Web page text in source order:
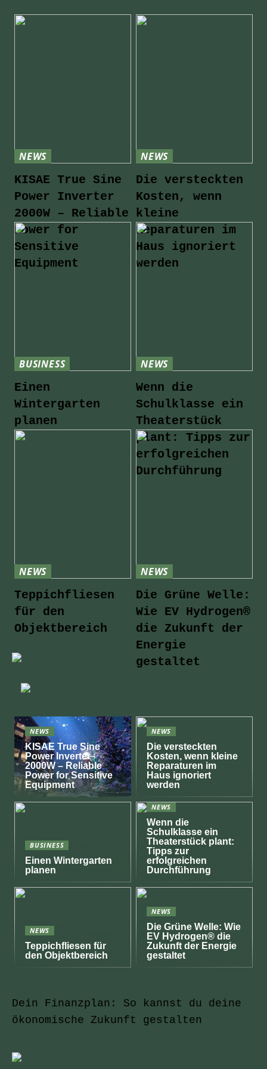
NEWS
KISAE True Sine
Power Inverter
2000W – Reliable
Power for
Sensitive
Equipment
NEWS
Die versteckten
Kosten, wenn
kleine
Reparaturen im
Haus ignoriert
werden
BUSINESS
Einen
Wintergarten
planen
NEWS
Wenn die
Schulklasse ein
Theaterstück
plant: Tipps zur
erfolgreichen
Durchführung
NEWS
Teppichfliesen
für den
Objektbereich
NEWS
Die Grüne Welle:
Wie EV Hydrogen®
die Zukunft der
Energie
gestaltet
NEWS
KISAE True Sine
Power Inverter
2000W – Reliable
Power for Sensitive
Equipment
NEWS
Die versteckten
Kosten, wenn kleine
Reparaturen im
Haus ignoriert
werden
BUSINESS
Einen Wintergarten
planen
NEWS
Wenn die
Schulklasse ein
Theaterstück plant:
Tipps zur
erfolgreichen
Durchführung
NEWS
Teppichfliesen für
den Objektbereich
NEWS
Die Grüne Welle: Wie
EV Hydrogen® die
Zukunft der Energie
gestaltet
Dein Finanzplan: So kannst du deine
ökonomische Zukunft gestalten